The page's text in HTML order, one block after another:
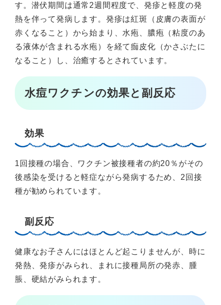
す。潜伏期間は通常2週間程度で、発疹と軽度の発
熱を伴って発病します。発疹は紅斑（皮膚の表面が
赤くなること）から始まり、水疱、膿疱（粘度のあ
る液体が含まれる水疱）を経て痂皮化（かさぶたに
なること）し、治癒するとされています。
水痘ワクチンの効果と副反応
効果
1回接種の場合、ワクチン被接種者の約20％がその
後感染を受けると軽症ながら発病するため、2回接
種が勧められています。
副反応
健康なお子さんにはほとんど起こりませんが、時に
発熱、発疹がみられ、まれに接種局所の発赤、腫
脹、硬結がみられます。